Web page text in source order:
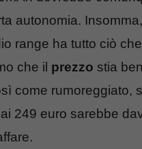
autonomia.
range ha tutto ciò
che il prezzo stia
come rumoreggiato,
249 euro sarebbe